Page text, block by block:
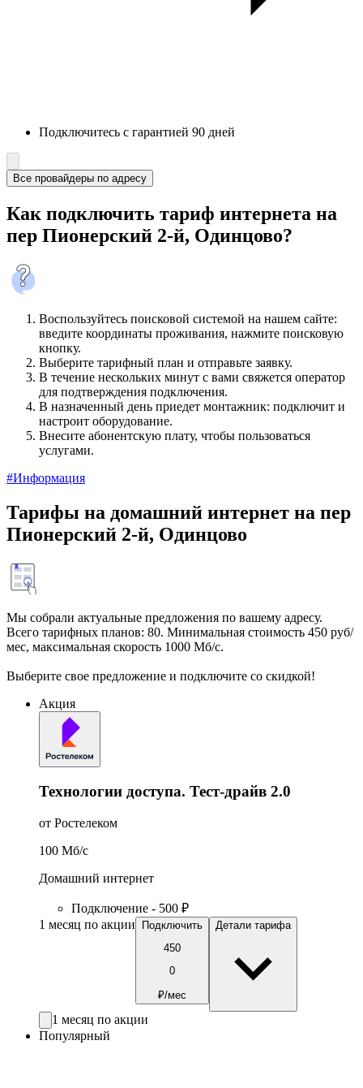
Подключитесь с гарантией 90 дней
Все провайдеры по адресу
Как подключить тариф интернета на
пер Пионерский 2-й, Одинцово?
Воспользуйтесь поисковой системой на нашем сайте:
введите координаты проживания, нажмите поисковую
кнопку.
Выберите тарифный план и отправьте заявку.
В течение нескольких минут с вами свяжется оператор
для подтверждения подключения.
В назначенный день приедет монтажник: подключит и
настроит оборудование.
Внесите абонентскую плату, чтобы пользоваться
услугами.
#Информация
Тарифы на домашний интернет на пер
Пионерский 2-й, Одинцово
Мы собрали актуальные предложения по вашему адресу.
Всего тарифных планов: 80. Минимальная стоимость 450 руб/
мес, максимальная скорость 1000 Мб/с.
Выберите свое предложение и подключите со скидкой!
Акция
Технологии доступа. Тест-драйв 2.0
от Ростелеком
100 Мб/c
Домашний интернет
Подключение - 500 ₽
1 месяц по акции
Подключить
450
0
₽/мес
Детали тарифа
1 месяц по акции
Популярный